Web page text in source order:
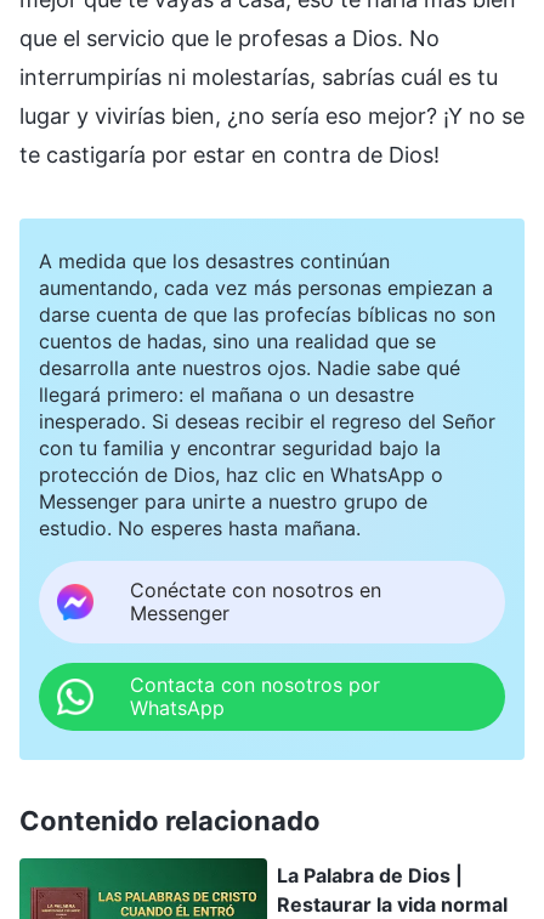
que el servicio que le profesas a Dios. No
interrumpirías ni molestarías, sabrías cuál es tu
lugar y vivirías bien, ¿no sería eso mejor? ¡Y no se
te castigaría por estar en contra de Dios!
A medida que los desastres continúan
aumentando, cada vez más personas empiezan a
darse cuenta de que las profecías bíblicas no son
cuentos de hadas, sino una realidad que se
desarrolla ante nuestros ojos. Nadie sabe qué
llegará primero: el mañana o un desastre
inesperado. Si deseas recibir el regreso del Señor
con tu familia y encontrar seguridad bajo la
protección de Dios, haz clic en WhatsApp o
Messenger para unirte a nuestro grupo de
estudio. No esperes hasta mañana.
Conéctate con nosotros en
Messenger
Contacta con nosotros por
WhatsApp
Contenido relacionado
La Palabra de Dios |
Restaurar la vida normal